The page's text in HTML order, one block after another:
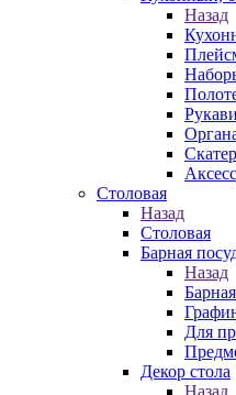
Назад
Столовая
Назад
Столовая
Барная
Назад
Для
Декор стола
Назад